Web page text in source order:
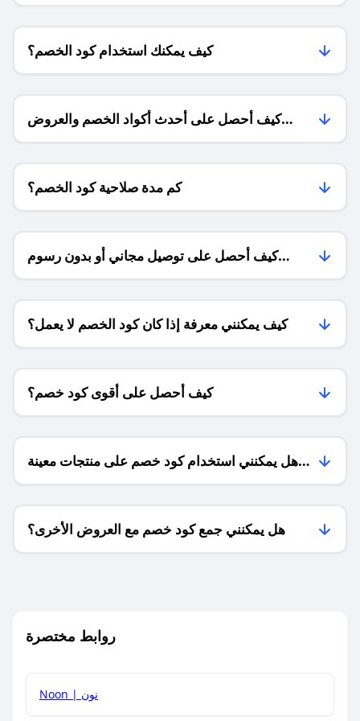
كيف يمكنك استخدام كود الخصم؟
كيف أحصل على أحدث أكواد الخصم والعروض
للمتاجر؟
كم مدة صلاحية كود الخصم؟
كيف أحصل على توصيل مجاني أو بدون رسوم
الشحن ؟
كيف يمكنني معرفة إذا كان كود الخصم لا يعمل؟
كيف أحصل على أقوى كود خصم؟
هل يمكنني استخدام كود خصم على منتجات معينة
فقط؟
هل يمكنني جمع كود خصم مع العروض الأخرى؟
روابط مختصرة
Noon | نون